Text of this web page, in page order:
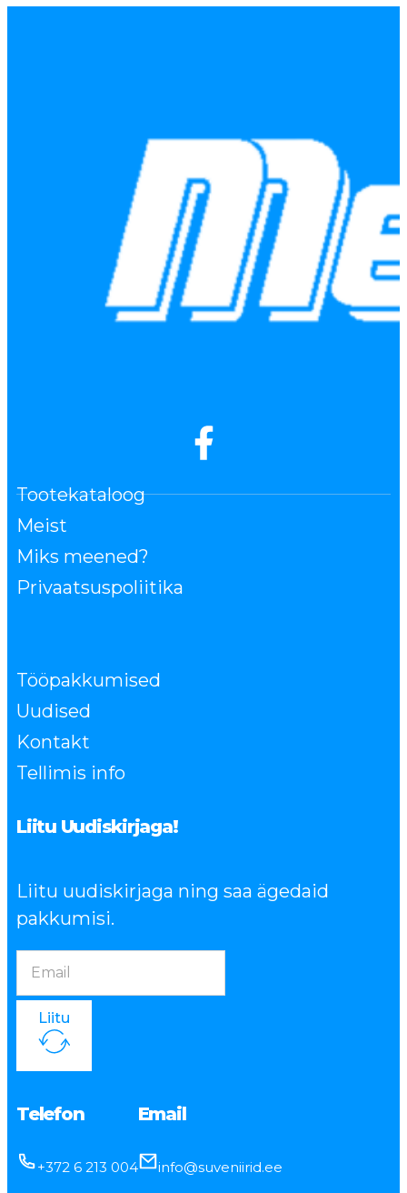
Tootekataloog
Meist
Miks meened?
Privaatsuspoliitika
Tööpakkumised
Uudised
Kontakt
Tellimis info
Liitu Uudiskirjaga!
Liitu uudiskirjaga ning saa ägedaid
pakkumisi.
Liitu
Telefon
+372 6 213 004
Email
info@suveniirid.ee